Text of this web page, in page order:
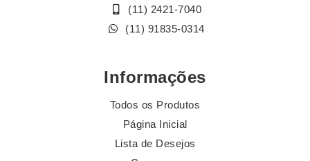
(11) 2421-7040
(11) 91835-0314
Informações
Todos os Produtos
Página Inicial
Lista de Desejos